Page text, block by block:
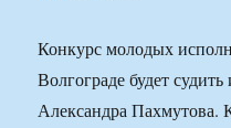
Конкурс молодых
Волгограде будет
Александра Пахмутова.